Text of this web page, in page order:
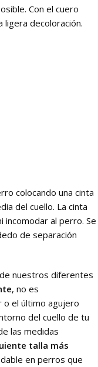
Con el cuero
ligera decoloración.
colocando una cinta
del cuello. La cinta
al perro. Se
de separación
nuestros diferentes
, no es
el último agujero
del cuello de tu
las medidas
talla más
en perros que